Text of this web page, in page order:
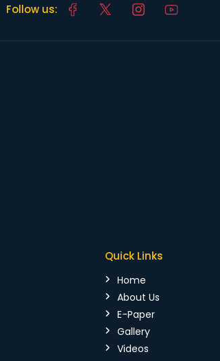
Follow us:
Quick Links
Home
About Us
E-Paper
Gallery
Videos